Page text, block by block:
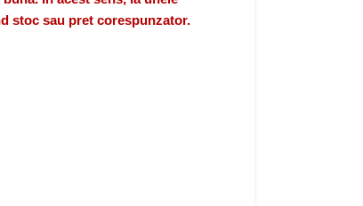
stoc sau pret corespunzator.